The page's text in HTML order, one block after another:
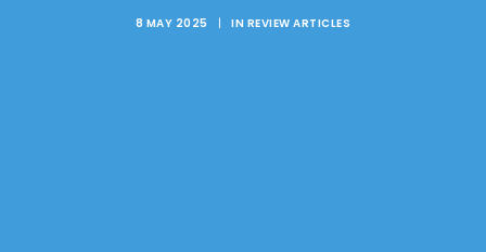
8 MAY 2025 | IN REVIEW ARTICLES